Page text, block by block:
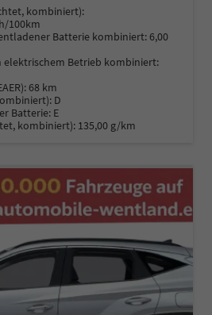
kombiniert):
100km
Batterie kombiniert:6,00
elektrischem Betrieb kombiniert:
68 km
D
Batterie: E
kombiniert): 135,00 g/km